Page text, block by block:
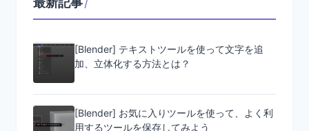
[Blender] テキストツールを使って文字を追
加、立体化する方法とは？
[Blender] お気に入りツールを使って、よく利
用するツールを保存してみよう